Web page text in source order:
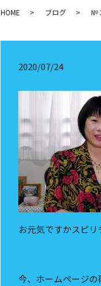
HOME ブログ №
2020/07/24
お元気ですかスピリ
今、ホームページ